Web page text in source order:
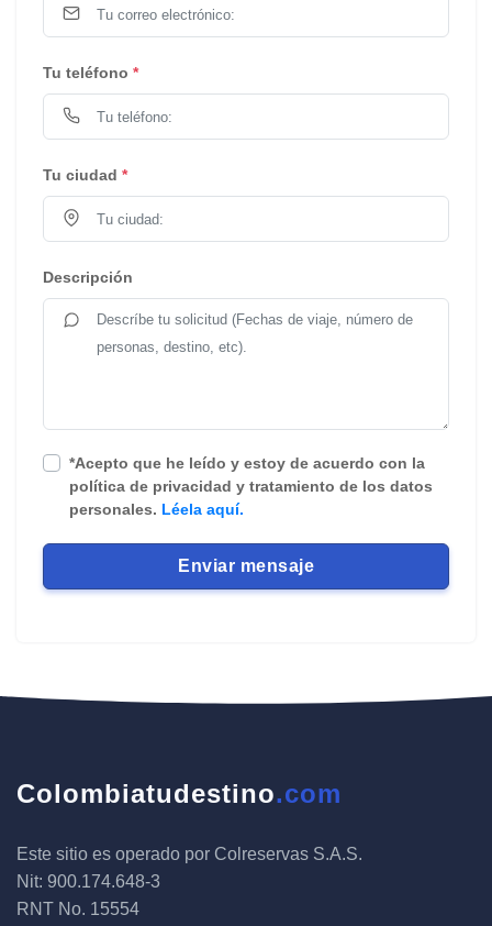
Tu teléfono *
Tu ciudad *
Descripción
*Acepto que he leído y estoy de acuerdo con la
política de privacidad y tratamiento de los datos
personales. Léela aquí.
Colombiatudestino.com
Este sitio es operado por Colreservas S.A.S.
Nit: 900.174.648-3
RNT No. 15554